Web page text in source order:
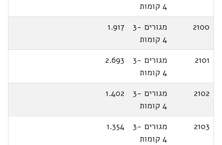
4 קומות
2100
מגורים 3-
4 קומות
1.917
2101
מגורים 3-
4 קומות
2.693
2102
מגורים 3-
4 קומות
1.402
2103
מגורים 3-
4 קומות
1.354